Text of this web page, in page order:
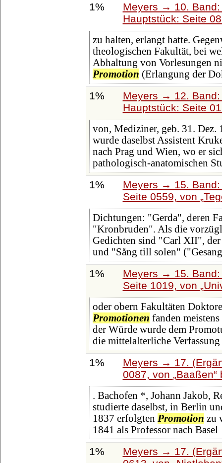
1%
Meyers → 10.
Hauptstück: Seite
zu halten, erlangt hatte.
theologischen Fakultät, bei
Abhaltung von Vorlesungen
Promotion (Erlangung der
1%
Meyers → 12.
Hauptstück: Seite
von, Mediziner, geb. 31. Dez.
wurde daselbst Assistent
nach Prag und Wien, wo er
pathologisch-anatomischen
1%
Meyers → 15.
Seite 0559, von
Dichtungen: "Gerda", deren
"Kronbruden". Als die
Gedichten sind "Carl XII",
und "Sång till solen"
1%
Meyers → 15.
Seite 1019, von
oder obern Fakultäten
Promotionen fanden
der Würde wurde dem
die mittelalterliche
1%
Meyers → 17.
0087, von Baaßen
. Bachofen *, Johann Jakob,
studierte daselbst, in Berlin
1837 erfolgten Promotion zu
1841 als Professor nach Basel
1%
Meyers → 17.